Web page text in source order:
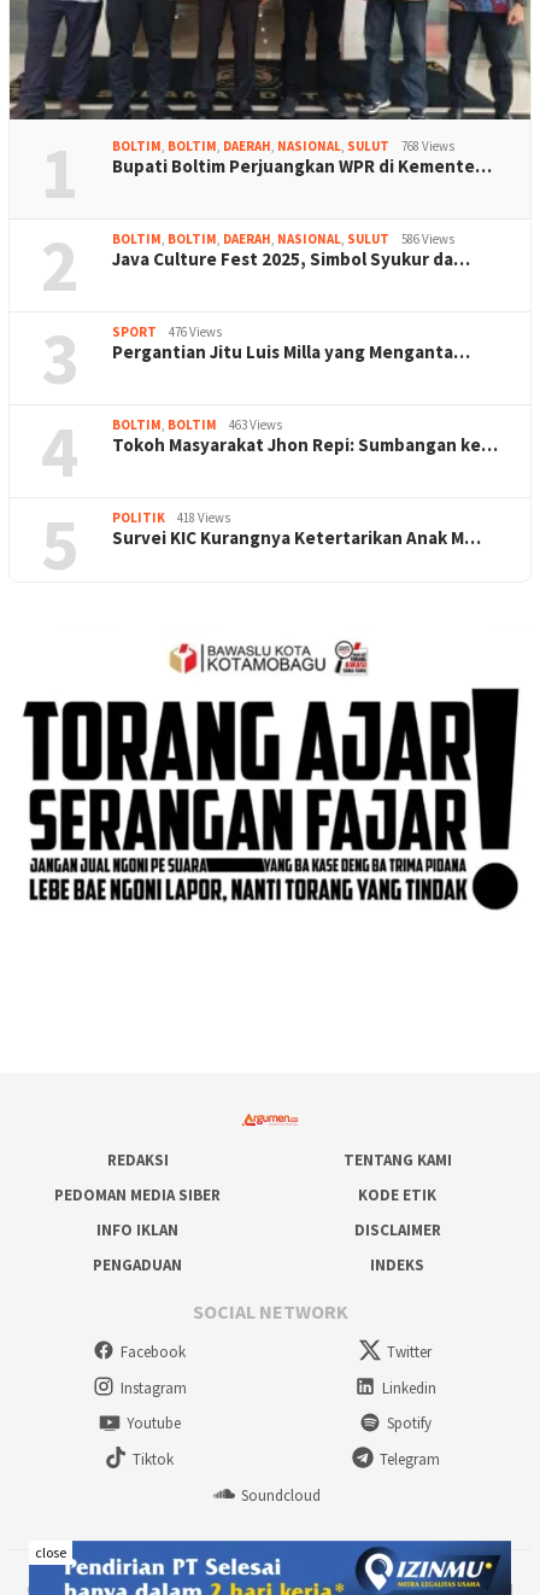
1 BOLTIM, BOLTIM, DAERAH, NASIONAL, SULUT 768 Views
Bupati Boltim Perjuangkan WPR di Kemente…
2 BOLTIM, BOLTIM, DAERAH, NASIONAL, SULUT 586 Views
Java Culture Fest 2025, Simbol Syukur da…
3 SPORT 476 Views
Pergantian Jitu Luis Milla yang Menganta…
4 BOLTIM, BOLTIM 463 Views
Tokoh Masyarakat Jhon Repi: Sumbangan ke…
5 POLITIK 418 Views
Survei KIC Kurangnya Ketertarikan Anak M…
REDAKSI
TENTANG KAMI
PEDOMAN MEDIA SIBER
KODE ETIK
INFO IKLAN
DISCLAIMER
PENGADUAN
INDEKS
SOCIAL NETWORK
Facebook
Twitter
Instagram
Linkedin
Youtube
Spotify
Tiktok
Telegram
Soundcloud
close